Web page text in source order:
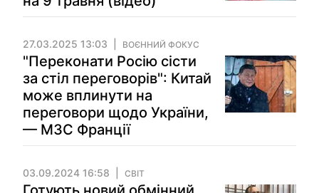
27.03.2025 13:03 ВОЄННИЙ ФОКУС
"Переконати Росію сісти
за стіл переговорів": Китай
може вплинути на
переговори щодо України,
— МЗС Франції
03.09.2024 16:58 СВІТ